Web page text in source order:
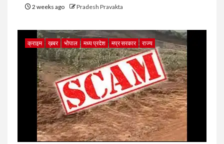
2 weeks ago Pradesh Pravakta
क्राइम ख़बर भोपाल मध्य प्रदेश मप्र सरकार राज्य